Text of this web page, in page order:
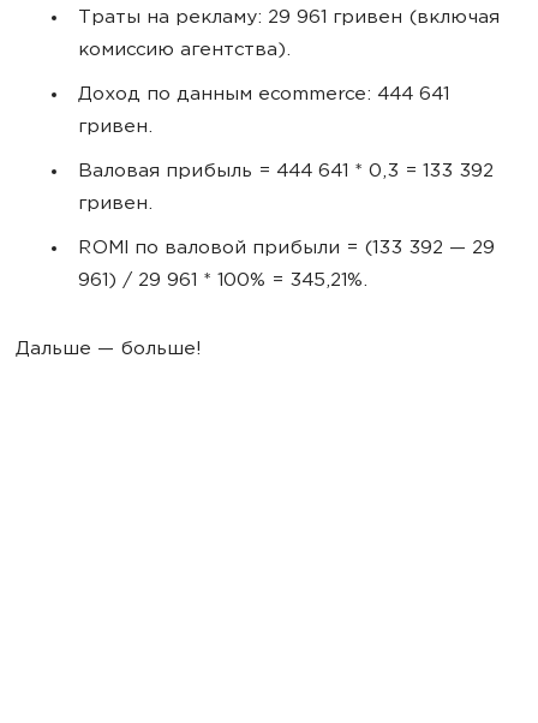
Траты на рекламу: 29 961 гривен (включая
комиссию агентства).
Доход по данным ecommerce: 444 641
гривен.
Валовая прибыль = 444 641 * 0,3 = 133 392
гривен.
ROMI по валовой прибыли = (133 392 — 29
961) / 29 961 * 100% = 345,21%.
Дальше — больше!